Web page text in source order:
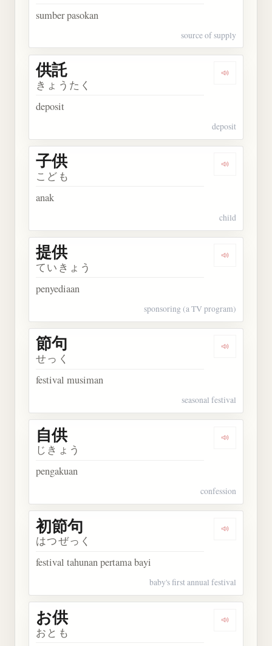
sumber pasokan
source of supply
Dengarkan
供託
きょうたく
deposit
deposit
Dengarkan
子供
こども
anak
child
Dengarkan
提供
ていきょう
penyediaan
sponsoring (a TV program)
Dengarkan
節句
せっく
festival musiman
seasonal festival
Dengarkan
自供
じきょう
pengakuan
confession
Dengarkan
初節句
はつぜっく
festival tahunan pertama bayi
baby's first annual festival
Dengarkan
お供
おとも